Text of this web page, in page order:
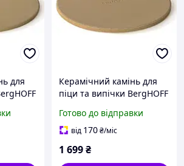
для
Керамічний камінь для
піци та випічки BergHOFF
Готово до відправки
від 170₴/міс
1 699₴